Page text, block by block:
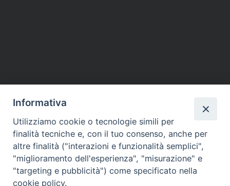
DIOCESI SUBURBICARIA DI ALBANO
Contatti:Tel.: 06.93268401 - Fax.: 06.9323844
E-mail:curia@diocesidialbano.it
Orari: dal Lunedì al Venerdì Ore: 9:00 - 13:00
Informativa
Utilizziamo cookie o tecnologie simili per
finalità tecniche e, con il tuo consenso, anche per
altre finalità ("interazioni e funzionalità semplici",
"miglioramento dell'esperienza", "misurazione" e
"targeting e pubblicità") come specificato nella
cookie policy.